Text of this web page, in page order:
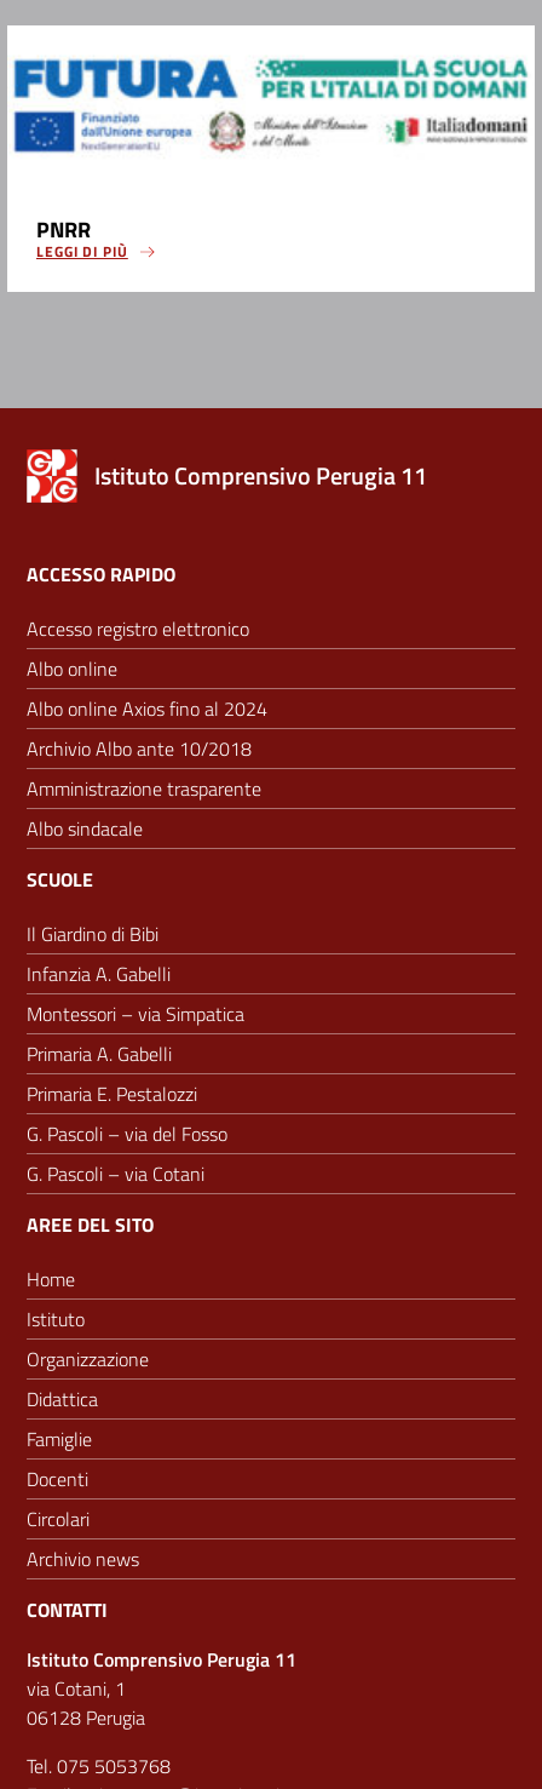
PNRR
LEGGI DI PIÙ
Istituto Comprensivo Perugia 11
ACCESSO RAPIDO
Accesso registro elettronico
Albo online
Albo online Axios fino al 2024
Archivio Albo ante 10/2018
Amministrazione trasparente
Albo sindacale
SCUOLE
Il Giardino di Bibi
Infanzia A. Gabelli
Montessori – via Simpatica
Primaria A. Gabelli
Primaria E. Pestalozzi
G. Pascoli – via del Fosso
G. Pascoli – via Cotani
AREE DEL SITO
Home
Istituto
Organizzazione
Didattica
Famiglie
Docenti
Circolari
Archivio news
CONTATTI
Istituto Comprensivo Perugia 11
via Cotani, 1
06128 Perugia
Tel. 075 5053768